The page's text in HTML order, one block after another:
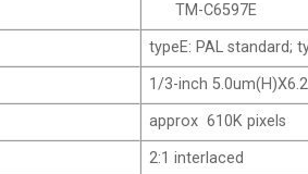
TM-C6597E
typeE: PAL standard;
1/3-inch
approx 610K pixels
2:1 interlaced